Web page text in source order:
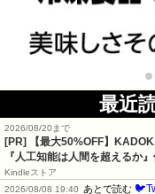
最近
2026/08/20まで
[PR]
【最大50%OFF】
『人工知能は人間を超えるか
Kindleストア
2026/08/08 19:40
あとで読む